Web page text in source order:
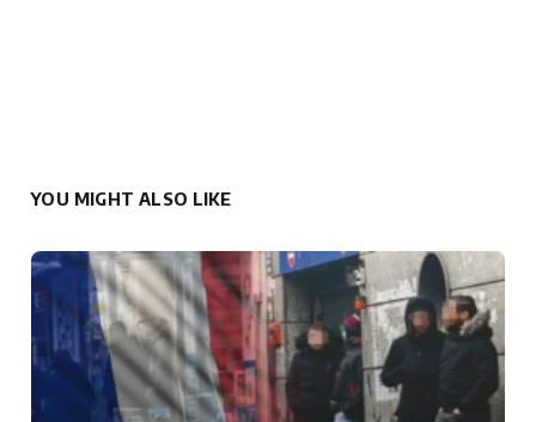
YOU MIGHT ALSO LIKE